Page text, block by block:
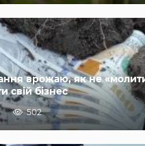
врожаю, як не
свій бізнес
502